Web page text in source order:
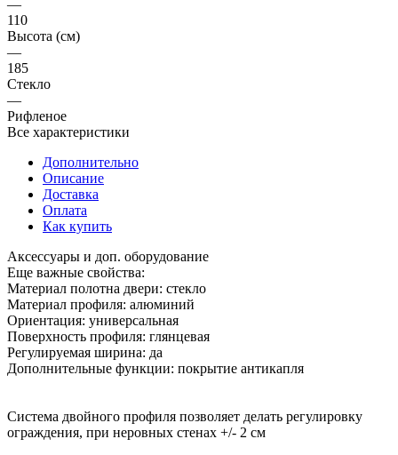
—
110
Высота (см)
—
185
Стекло
—
Рифленое
Все характеристики
Дополнительно
Описание
Доставка
Оплата
Как купить
Аксессуары и доп. оборудование
Еще важные свойства:
Материал полотна двери: стекло
Материал профиля: алюминий
Ориентация: универсальная
Поверхность профиля: глянцевая
Регулируемая ширина: да
Дополнительные функции: покрытие антикапля
Система двойного профиля позволяет делать регулировку
ограждения, при неровных стенах +/- 2 см